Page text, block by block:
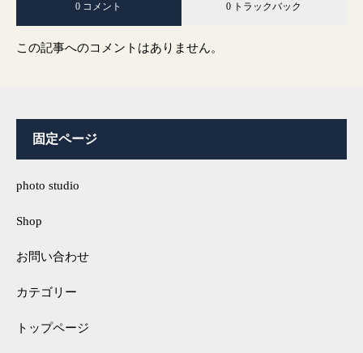
0 コメント 0 トラックバック
この記事へのコメントはありません。
固定ページ
photo studio
Shop
お問い合わせ
カテゴリー
トップページ